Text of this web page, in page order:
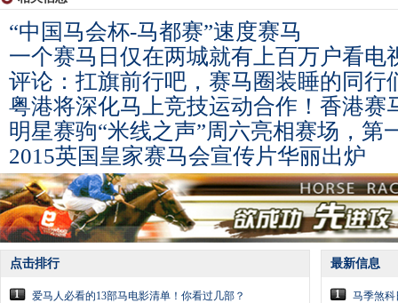
“中国马会杯-马都赛”速度赛马
一个赛马日仅在两城就有上百万户看电
评论：扛旗前行吧，赛马圈装睡的同行
粤港将深化马上竞技运动合作！香港赛
明星赛驹“米线之声”周六亮相赛场，第
2015英国皇家赛马会宣传片华丽出炉
点击排行
1
爱马人必看的13部马电影清单！你看过几部？
最新信息
1
马季煞科